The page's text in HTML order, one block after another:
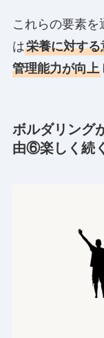
これらの要素
は栄養に対す
管理能力が向上
ボルダリング
由⑥楽しく続く